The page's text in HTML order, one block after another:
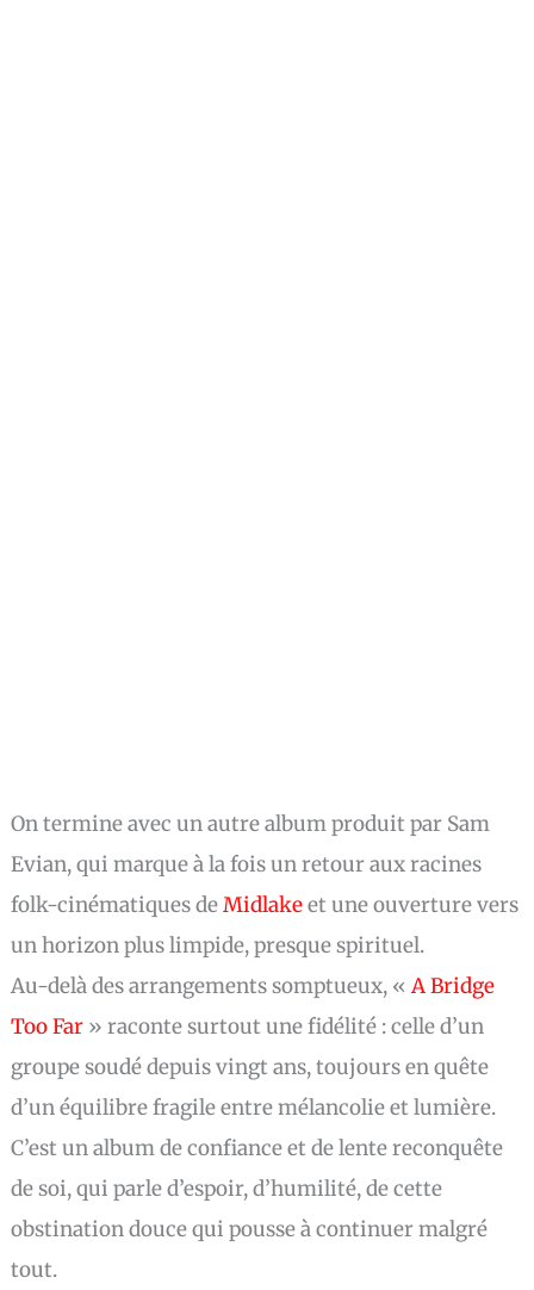
On termine avec un autre album produit par Sam
Evian, qui marque à la fois un retour aux racines
folk-cinématiques deMidlakeet une ouverture vers
un horizon plus limpide, presque spirituel.
Au-delà des arrangements somptueux, «A Bridge
Too Far » raconte surtout une fidélité : celle d’un
groupe soudé depuis vingt ans, toujours en quête
d’un équilibre fragile entre mélancolie et lumière.
C’est un album de confiance et de lente reconquête
de soi, qui parle d’espoir, d’humilité, de cette
obstination douce qui pousse à continuer malgré
tout.